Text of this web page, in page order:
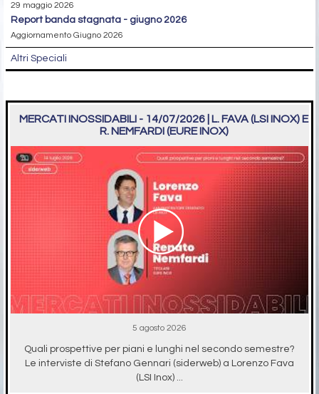
29 maggio 2026
report banda stagnata - giugno 2026
Aggiornamento Giugno 2026
Altri Speciali
MERCATI INOSSIDABILI - 14/07/2026 | L. FAVA (LSI INOX) E
R. NEMFARDI (EURE INOX)
5 agosto 2026
Quali prospettive per piani e lunghi nel secondo semestre?
Le interviste di Stefano Gennari (siderweb) a Lorenzo Fava
(LSI Inox) ...